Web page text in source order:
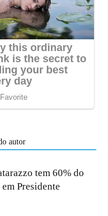
autor
tem 60% do
Presidente